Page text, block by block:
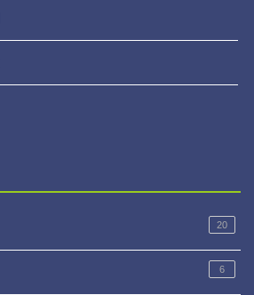
20
6